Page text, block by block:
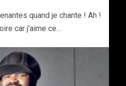
quand je chante ! Ah !
car j'aime ce...